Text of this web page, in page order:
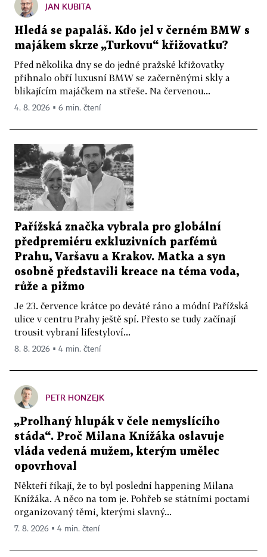
JAN KUBITA
Hledá se papaláš. Kdo jel v černém BMW s
majákem skrze „Turkovu“ křižovatku?
Před několika dny se do jedné pražské křižovatky
přihnalo obří luxusní BMW se začerněnými skly a
blikajícím majáčkem na střeše. Na červenou...
4. 8. 2026 ▪ 6 min. čtení
Pařížská značka vybrala pro globální
předpremiéru exkluzivních parfémů
Prahu, Varšavu a Krakov. Matka a syn
osobně představili kreace na téma voda,
růže a pižmo
Je 23. července krátce po deváté ráno a módní Pařížská
ulice v centru Prahy ještě spí. Přesto se tudy začínají
trousit vybraní lifestyloví...
8. 8. 2026 ▪ 4 min. čtení
PETR HONZEJK
„Prolhaný hlupák v čele nemyslícího
stáda“. Proč Milana Knížáka oslavuje
vláda vedená mužem, kterým umělec
opovrhoval
Někteří říkají, že to byl poslední happening Milana
Knížáka. A něco na tom je. Pohřeb se státními poctami
organizovaný těmi, kterými slavný...
7. 8. 2026 ▪ 4 min. čtení